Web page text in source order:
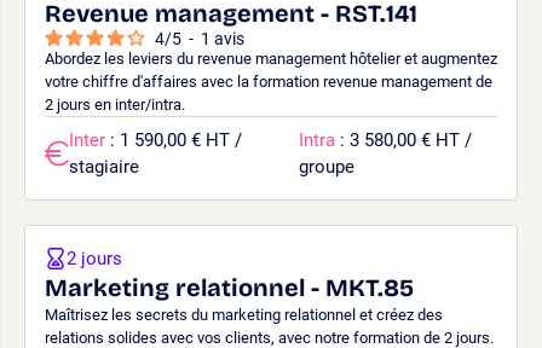
Revenue management - RST.141
4/5 - 1 avis
Abordez les leviers du revenue management hôtelier et augmentez
votre chiffre d'affaires avec la formation revenue management de
2 jours en inter/intra.
Inter : 1 590,00 € HT /
stagiaire
Intra : 3 580,00 € HT /
groupe
Marketing relationnel - MKT.85
Maîtrisez les secrets du marketing relationnel et créez des
relations solides avec vos clients, avec notre formation de 2 jours.
2 jours